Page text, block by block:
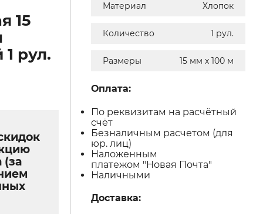
15
рул.
(за
Материал Хлопок
Количество 1 рул.
Размеры 15 мм х 100 м
Оплата:
По реквизитам на расчётный
счёт
Безналичным расчетом (для
юр. лиц)
Наложенным
платежом "Новая Почта"
Наличными
Доставка: